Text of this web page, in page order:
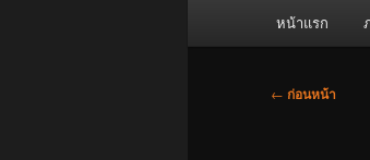
หน้าแรก
เมนู
← ก่อนหน้า